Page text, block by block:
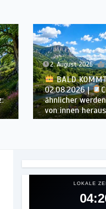
7. August 2026
BALD
07.08.2026 |
heiligt:
Charakter formt
LOKALE